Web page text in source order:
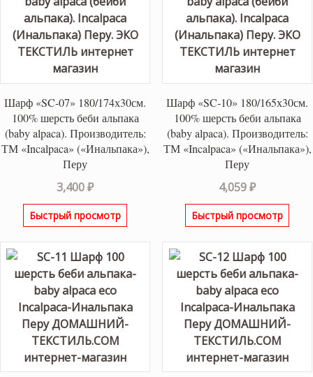
Шарф «SC-07» 180/174х30см.
100% шерсть беби альпака
(baby alpaca). Производитель:
ТМ «Incalpaca» («Инальпака»),
Перу
3,400₽
Быстрый просмотр
Шарф «SC-10» 180/165х30см.
100% шерсть беби альпака
(baby alpaca). Производитель:
ТМ «Incalpaca» («Инальпака»),
Перу
4,059₽
Быстрый просмотр